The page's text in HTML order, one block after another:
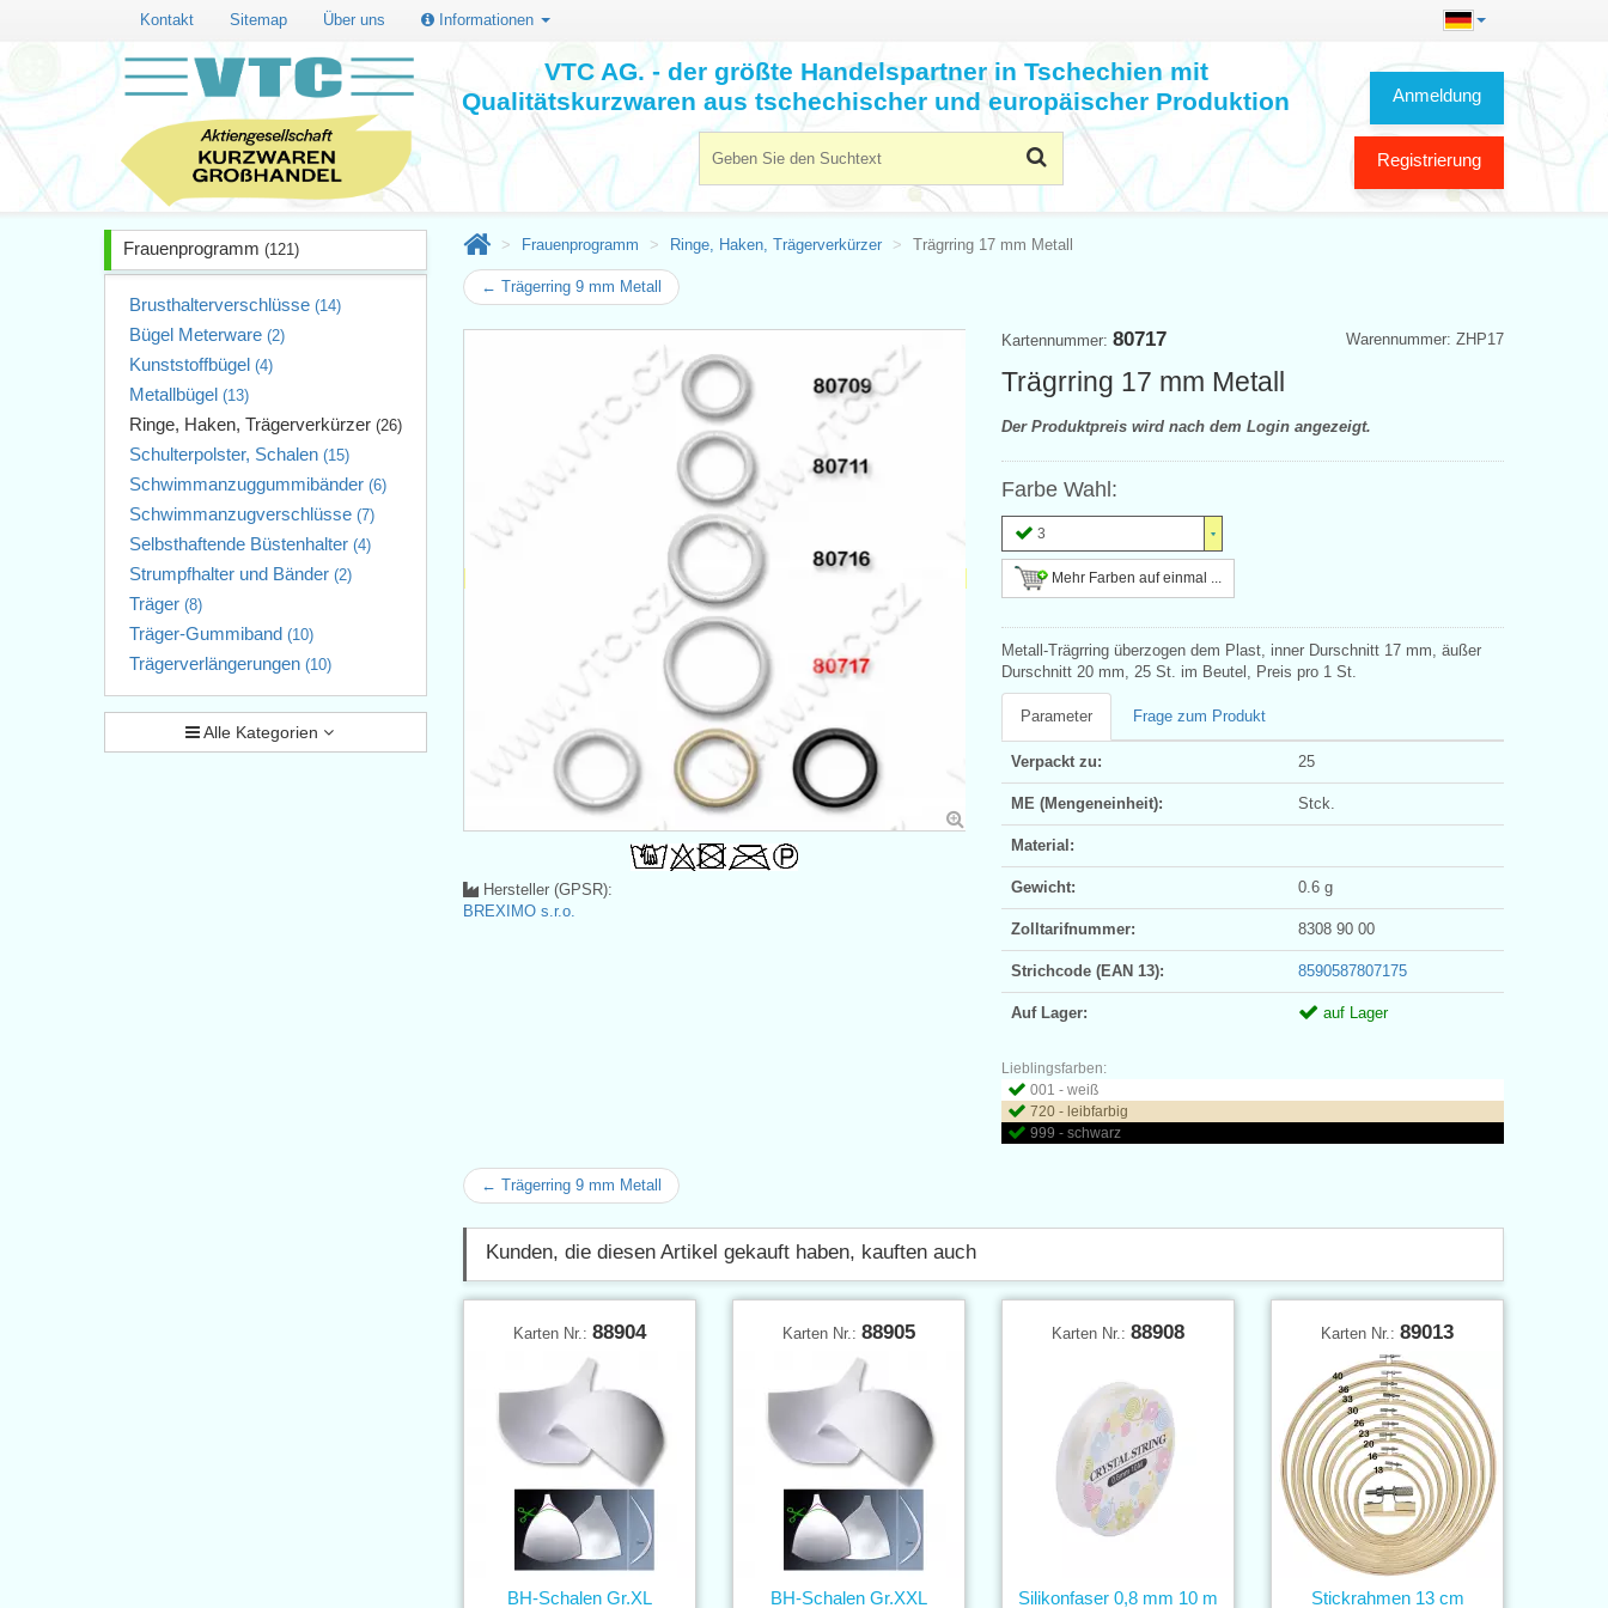
Kontakt Sitemap Über uns Informationen
Anmeldung
Registrierung
VTC AG. - der größte Handelspartner in Tschechien mit
Qualitätskurzwaren aus tschechischer und europäischer Produktion
Frauenprogramm (121)
Brusthalterverschlüsse (14)
Bügel Meterware (2)
Kunststoffbügel (4)
Metallbügel (13)
Ringe, Haken, Trägerverkürzer (26)
Schulterpolster, Schalen (15)
Schwimmanzuggummibänder (6)
Schwimmanzugverschlüsse (7)
Selbsthaftende Büstenhalter (4)
Strumpfhalter und Bänder (2)
Träger (8)
Träger-Gummiband (10)
Trägerverlängerungen (10)
Alle Kategorien
Frauenprogramm Ringe, Haken, Trägerverkürzer Trägrring 17 mm Metall
← Trägerring 9 mm Metall
Warennummer: ZHP17
Kartennummer: 80717
Trägrring 17 mm Metall
Der Produktpreis wird nach dem Login angezeigt.
Farbe Wahl:
3
Mehr Farben auf einmal ...
Metall-Trägrring überzogen dem Plast, inner Durschnitt 17 mm, äußer
Durschnitt 20 mm, 25 St. im Beutel, Preis pro 1 St.
Parameter Frage zum Produkt
Verpackt zu: 25
ME (Mengeneinheit): Stck.
Material:
Gewicht: 0.6 g
Zolltarifnummer: 8308 90 00
Strichcode (EAN 13): 8590587807175
Auf Lager: auf Lager
Lieblingsfarben:
001 - weiß
720 - leibfarbig
999 - schwarz
Hersteller (GPSR):
BREXIMO s.r.o.
← Trägerring 9 mm Metall
Kunden, die diesen Artikel gekauft haben, kauften auch
Karten Nr.: 88904
BH-Schalen Gr.XL
Karten Nr.: 88905
BH-Schalen Gr.XXL
Karten Nr.: 88908
Silikonfaser 0,8 mm 10 m
Karten Nr.: 89013
Stickrahmen 13 cm